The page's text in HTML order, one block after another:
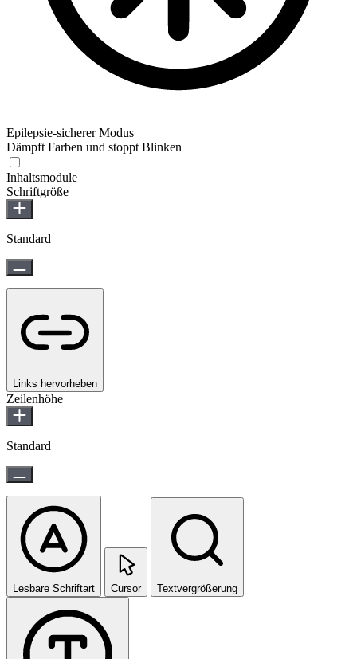
Epilepsie-sicherer Modus
Dämpft Farben und stoppt Blinken
Inhaltsmodule
Schriftgröße
Standard
Links hervorheben
Zeilenhöhe
Standard
Lesbare Schriftart Cursor Textvergrößerung